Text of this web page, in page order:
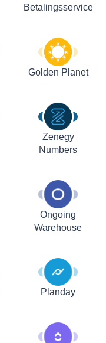
Betalingsservice
Golden Planet
Zenegy
Numbers
Ongoing
Warehouse
Planday